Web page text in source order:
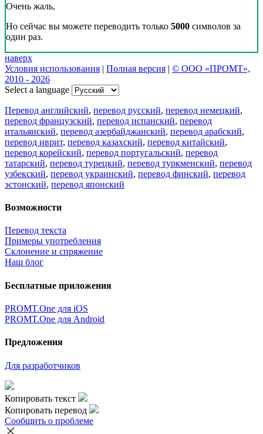
Очень жаль,
Но сейчас вы можете переводить только 5000 символов за
один раз.
наверх
Условия использования | Полная версия | © ООО «ПРОМТ»,
2010 - 2026
Select a language
Перевод английский, перевод русский, перевод немецкий,
перевод французский, перевод испанский, перевод
итальянский, перевод азербайджанский, перевод арабский,
перевод иврит, перевод казахский, перевод китайский,
перевод корейский, перевод португальский, перевод
татарский, перевод турецкий, перевод туркменский, перевод
узбекский, перевод украинский, перевод финский, перевод
эстонский, перевод японский
Возможности
Перевод текста
Примеры употребления
Склонение и спряжение
Наш блог
Бесплатные приложения
PROMT.One для iOS
PROMT.One для Android
Предложения
Для разработчиков
Копировать текст
Копировать перевод
Сообщить о проблеме